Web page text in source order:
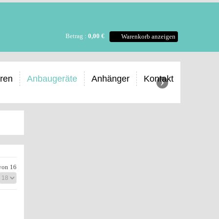
Betrag : 0,00 € Warenkorb anzeigen
Anbaugeräte Anhänger Kontakt
›
16